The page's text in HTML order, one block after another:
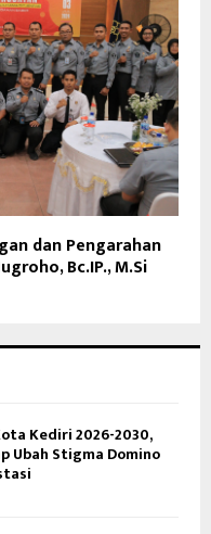
dan Pengarahan
Bc.IP., M.Si
Kediri 2026-2030,
Ubah Stigma Domino